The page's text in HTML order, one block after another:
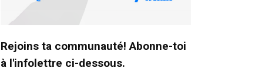
Rejoins ta communauté! Abonne-toi
à l'infolettre ci-dessous.